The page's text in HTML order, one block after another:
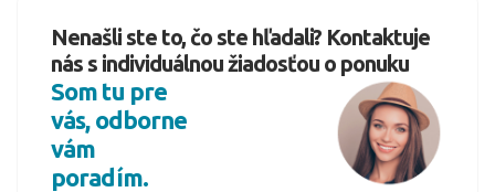
Nenašli ste to, čo ste hľadali? Kontaktuje
nás s individuálnou žiadosťou o ponuku
Som tu pre
vás, odborne
vám
poradím.